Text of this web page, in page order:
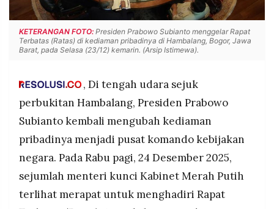
IKLAN TULISAN
PENGADUAN TERM
OF
SERVICE
IKUTI
KAMI
KETERANGAN FOTO: Presiden Prabowo Subianto menggelar Rapat
Terbatas (Ratas) di kediaman pribadinya di Hambalang, Bogor, Jawa
Barat, pada Selasa (23/12) kemarin. (Arsip Istimewa).
, Di tengah udara sejuk
perbukitan Hambalang, Presiden Prabowo
Subianto kembali mengubah kediaman
pribadinya menjadi pusat komando kebijakan
negara. Pada Rabu pagi, 24 Desember 2025,
sejumlah menteri kunci Kabinet Merah Putih
terlihat merapat untuk menghadiri Rapat